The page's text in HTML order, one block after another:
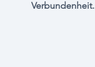
Verbundenheit.